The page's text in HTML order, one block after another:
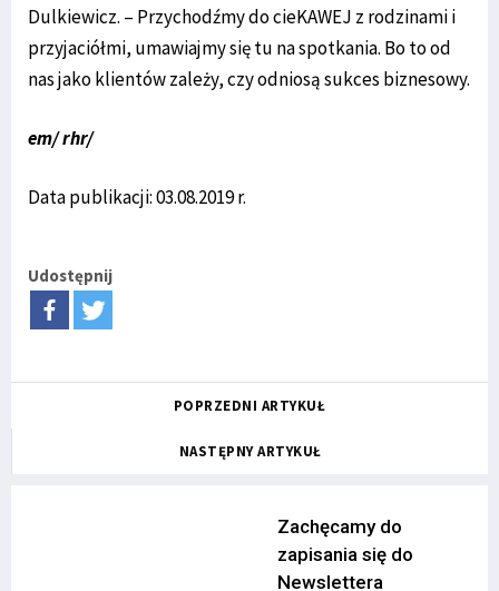
Dulkiewicz. – Przychodźmy do cieKAWEJ z rodzinami i
przyjaciółmi, umawiajmy się tu na spotkania. Bo to od
nas jako klientów zależy, czy odniosą sukces biznesowy.
em/ rhr/
Data publikacji: 03.08.2019 r.
Udostępnij
POPRZEDNI ARTYKUŁ
NASTĘPNY ARTYKUŁ
Zachęcamy do
zapisania się do
Newslettera